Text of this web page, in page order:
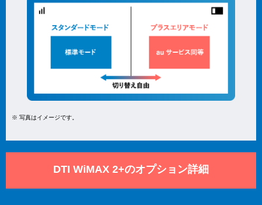
※ 写真はイメージです。
DTI WiMAX 2+のオプション詳細